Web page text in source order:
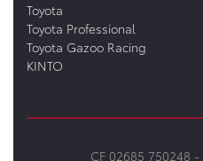
Toyota
Toyota Professional
Toyota Gazoo Racing
KINTO
CF 02685 750248 -